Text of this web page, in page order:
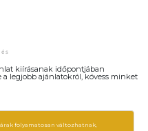
kiírásanak időpontjában
a legjobb ajánlatokról, kövess minket
folyamatosan változhatnak,